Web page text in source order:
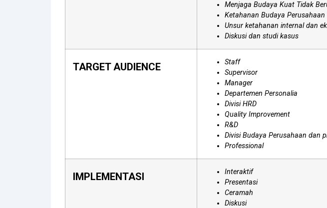
Menjaga Budaya Kuat Tidak
Ketahanan Budaya Perusahaan
Unsur ketahanan internal dan
Diskusi dan studi kasus
TARGET AUDIENCE
Staff
Supervisor
Manager
Departemen Personalia
Divisi HRD
Quality Improvement
R&D
Divisi Budaya Perusahaan dan
Professional
IMPLEMENTASI
Interaktif
Presentasi
Ceramah
Diskusi